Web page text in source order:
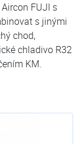
FUJI s
s jinými
chod,
chladivo R32
KM.